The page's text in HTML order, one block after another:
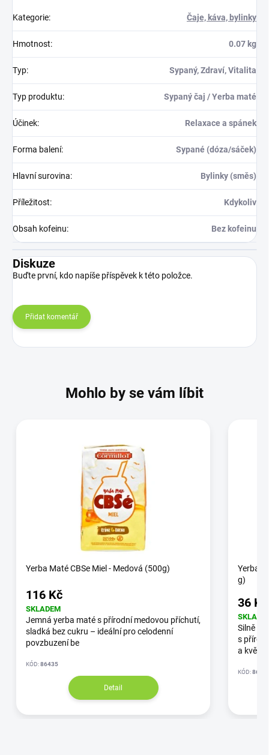
Kategorie: Čaje, káva, bylinky
Hmotnost: 0.07 kg
Typ: Sypaný, Zdraví, Vitalita
Typ produktu: Sypaný čaj / Yerba maté
Účinek: Relaxace a spánek
Forma balení: Sypané (dóza/sáček)
Hlavní surovina: Bylinky (směs)
Příležitost: Kdykoliv
Obsah kofeinu: Bez kofeinu
Diskuze
Buďte první, kdo napíše příspěvek k této položce.
Přidat komentář
Mohlo by se vám líbit
Yerba Maté CBSe Miel - Medová (500g)
116 Kč
SKLADEM
Jemná yerba maté s přírodní medovou příchutí,
sladká bez cukru – ideální pro celodenní
povzbuzení be
KÓD:86435
Detail
Yerba
g)
36 Kč
Silně
s
a květy
KÓD: